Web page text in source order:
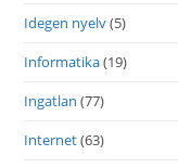
Idegen nyelv(5)
Informatika(19)
Ingatlan (77)
Internet(63)